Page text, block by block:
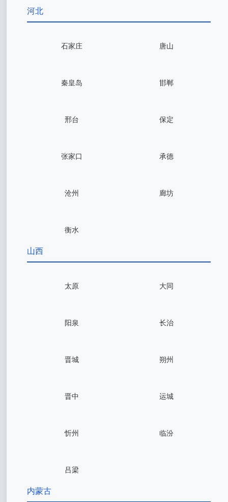
河北
石家庄 唐山
秦皇岛 邯郸
邢台 保定
张家口 承德
沧州 廊坊
衡水
山西
太原 大同
阳泉 长治
晋城 朔州
晋中 运城
忻州 临汾
吕梁
内蒙古